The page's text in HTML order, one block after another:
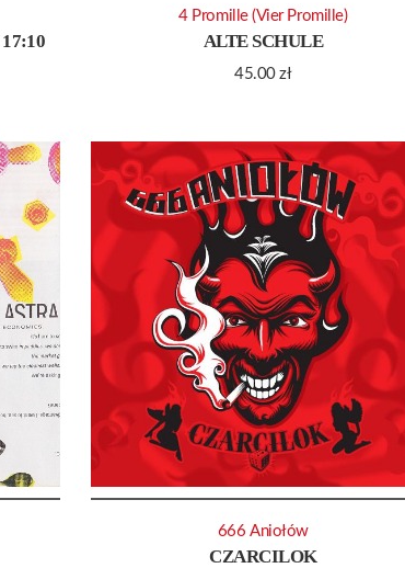
ALTE SCHULE
45.00zł
4 Promille (Vier Promille)
CZARCILOK
666 Aniołów